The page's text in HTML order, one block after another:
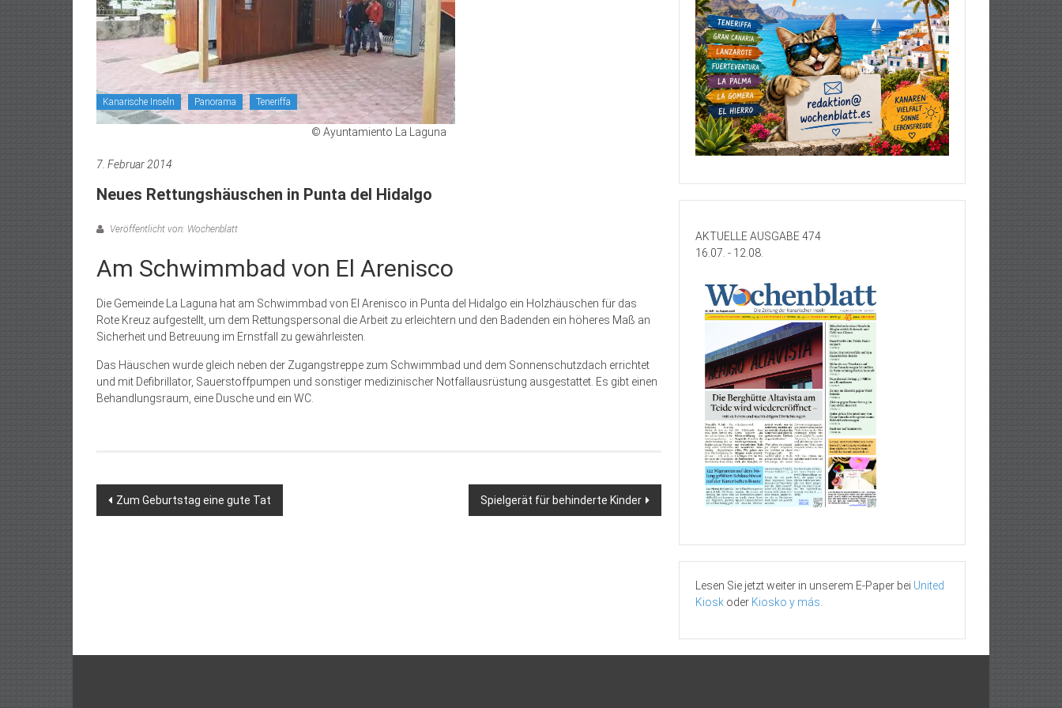
Kanarische Inseln Panorama Teneriffa
© Ayuntamiento La Laguna
7. Februar 2014
Neues Rettungshäuschen in Punta del Hidalgo
Veröffentlicht von: Wochenblatt
Am Schwimmbad von El Arenisco
Die Gemeinde La Laguna hat am Schwimmbad von El Arenisco in Punta del Hidalgo ein Holzhäuschen für das
Rote Kreuz aufgestellt, um dem Rettungspersonal die Arbeit zu erleichtern und den Badenden ein höheres Maß an
Sicherheit und Betreuung im Ernstfall zu gewährleisten.
Das Häuschen wurde gleich neben der Zugangstreppe zum Schwimmbad und dem Sonnenschutzdach errichtet
und mit Defibrillator, Sauerstoffpumpen und sonstiger medizinischer Notfallausrüstung ausgestattet. Es gibt einen
Behandlungsraum, eine Dusche und ein WC.
Beitragsnavigation
Zum Geburtstag eine gute Tat Spielgerät für behinderte Kinder
AKTUELLE AUSGABE 474
16.07. - 12.08.
Lesen Sie jetzt weiter in unserem E-Paper bei United
Kiosk oder Kiosko y más